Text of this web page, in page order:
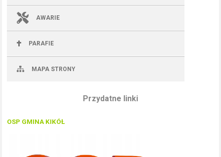
AWARIE
PARAFIE
MAPA STRONY
Przydatne linki
OSP GMINA KIKÓŁ